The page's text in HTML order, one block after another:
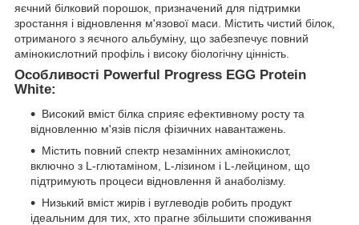
яєчний білковий порошок, призначений для підтримки
зростання і відновлення м'язової маси. Містить чистий білок,
отриманого з яєчного альбуміну, що забезпечує повний
амінокислотний профіль і високу біологічну цінність.
Особливості Powerful Progress EGG Protein
White:
Високий вміст білка сприяє ефективному росту та
відновленню м'язів після фізичних навантажень.
Містить повний спектр незамінних амінокислот,
включно з L-глютаміном, L-лізином і L-лейцином, що
підтримують процеси відновлення й анаболізму.
Низький вміст жирів і вуглеводів робить продукт
ідеальним для тих, хто прагне збільшити споживання